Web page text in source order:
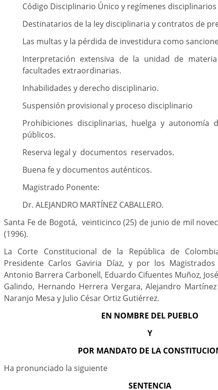
Código Disciplinario Único y regímenes disciplinarios
Destinatarios de la ley disciplinaria y contratos de
Las multas y la pérdida de investidura como
Interpretación extensiva de la unidad de
facultades extraordinarias.
Inhabilidades y derecho disciplinario.
Suspensión provisional y proceso disciplinario
Prohibiciones disciplinarias, huelga y autonomía
públicos.
Reserva legal y documentos reservados.
Buena fe y documentos auténticos.
Magistrado Ponente:
Dr. ALEJANDRO MARTÍNEZ CABALLERO.
Santa Fe de Bogotá, veinticinco (25) de junio de mil
(1996).
La Corte Constitucional de la República de
Presidente Carlos Gaviria Díaz, y por los
Antonio Barrera Carbonell, Eduardo Cifuentes Muñoz,
Galindo, Hernando Herrera Vergara, Alejandro
Naranjo Mesa y Julio César Ortiz Gutiérrez.
EN NOMBRE DEL PUEBLO
Y
POR MANDATO DE LA
Ha pronunciado la siguiente
SENTENCIA